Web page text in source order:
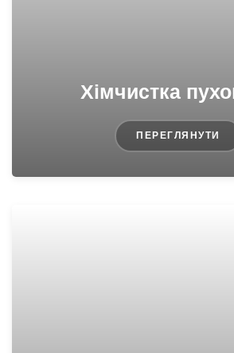
Хімчистка
ПЕРЕГЛЯНУТИ